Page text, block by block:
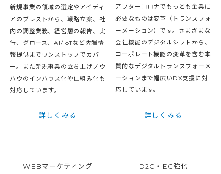
新規事業の領域の選定やアイディ
アのブレストから、戦略立案、社
内の調整業務、経営層の報告、実
行、グロース、AI/IoTなど先端情
報提供までワンストップでカバ
ー。また新規事業の立ち上げノウ
ハウのインハウス化や仕組み化も
対応しています。
詳しくみる
アフターコロナでもっとも企業に
必要なものは変革（トランスフォ
ーメーション）です。さまざまな
会社機能のデジタルシフトから、
コーポレート機能の変革を含む本
質的なデジタルトランスフォーメ
ーションまで幅広いDX支援に対
応しています。
詳しくみる
WEBマーケティング D2C・EC強化